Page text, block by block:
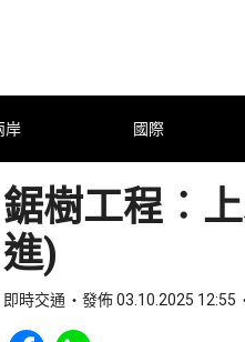
岸 國際
鋸樹工程︰
進)
即時交通 發佈 03.10.2025 12:55
Share to Facebook
Share to WhatsApp